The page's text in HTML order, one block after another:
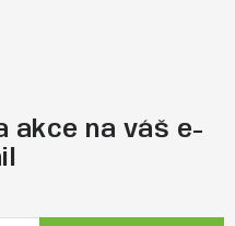
akce na váš e-